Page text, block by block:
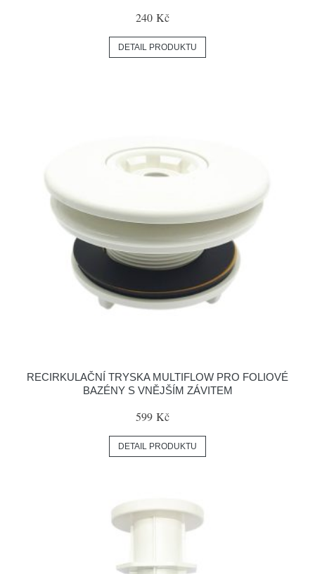
240 Kč
DETAIL PRODUKTU
RECIRKULAČNÍ TRYSKA MULTIFLOW PRO FOLIOVÉ
BAZÉNY S VNĚJŠÍM ZÁVITEM
599 Kč
DETAIL PRODUKTU